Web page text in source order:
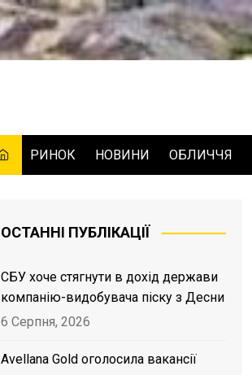
РИНОК НОВИНИ ОБЛИЧЧЯ
ОСТАННІ ПУБЛІКАЦІЇ
СБУ хоче стягнути в дохід держави
компанію-видобувача піску з Десни
6 Серпня, 2026
Avellana Gold оголосила вакансії